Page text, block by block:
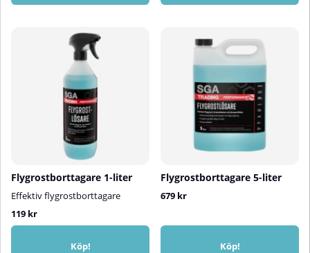
Flygrostborttagare 1-liter
Effektiv flygrostborttagare
119 kr
Köp!
Flygrostborttagare 5-liter
679 kr
Köp!